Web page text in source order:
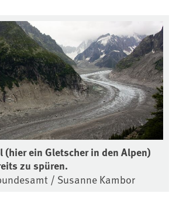
(hier ein Gletscher in den Alpen)
zu spüren.
/ Susanne Kambor